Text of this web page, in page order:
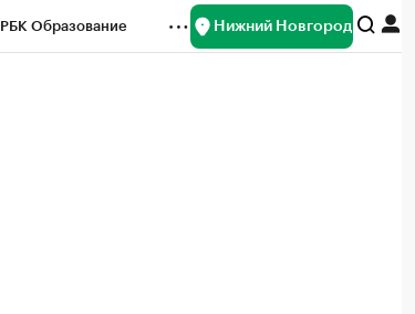
РБК Образование Нижний Новгород